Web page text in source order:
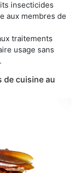
insecticides
aux membres de
traitements
usage sans
de cuisine au